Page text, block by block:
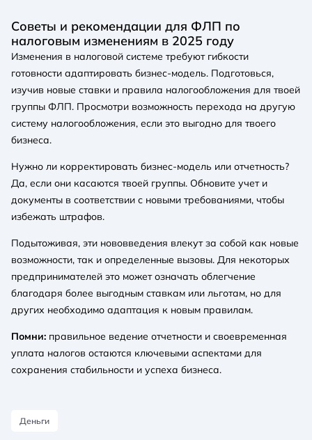
Советы и рекомендации для ФЛП по
налоговым изменениям в 2025 году
Изменения в налоговой системе требуют гибкости
готовности адаптировать бизнес-модель. Подготовься,
изучив новые ставки и правила налогообложения для твоей
группы ФЛП. Просмотри возможность перехода на другую
систему налогообложения, если это выгодно для твоего
бизнеса.
Нужно ли корректировать бизнес-модель или отчетность?
Да, если они касаются твоей группы. Обновите учет и
документы в соответствии с новыми требованиями, чтобы
избежать штрафов.
Подытоживая, эти нововведения влекут за собой как новые
возможности, так и определенные вызовы. Для некоторых
предпринимателей это может означать облегчение
благодаря более выгодным ставкам или льготам, но для
других необходимо адаптация к новым правилам.
Помни: правильное ведение отчетности и своевременная
уплата налогов остаются ключевыми аспектами для
сохранения стабильности и успеха бизнеса.
Деньги